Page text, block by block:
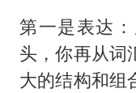
第一是表达
头，你再从词
大的结构和组